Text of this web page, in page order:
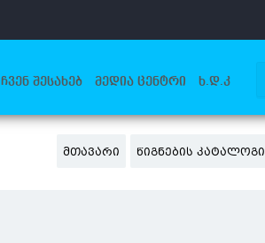
ᲩᲕᲔᲜ ᲨᲔᲡᲐᲮᲔᲑ ᲛᲔᲓᲘᲐ ᲪᲔᲜᲢᲠᲘ Ხ.Დ.Კ
ᲛᲗᲐᲕᲐᲠᲘ ᲬᲘᲒᲜᲔᲑᲘᲡ ᲙᲐᲢᲐᲚᲝᲒᲘ